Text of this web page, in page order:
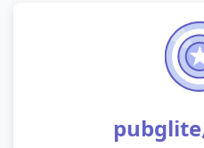
pubglite